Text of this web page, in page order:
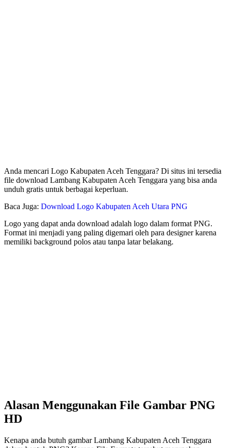
Anda mencari Logo Kabupaten Aceh Tenggara? Di situs ini tersedia
file download Lambang Kabupaten Aceh Tenggara yang bisa anda
unduh gratis untuk berbagai keperluan.
Baca Juga: Download Logo Kabupaten Aceh Utara PNG
Logo yang dapat anda download adalah logo dalam format PNG.
Format ini menjadi yang paling digemari oleh para designer karena
memiliki background polos atau tanpa latar belakang.
Alasan Menggunakan File Gambar PNG
HD
Kenapa anda butuh gambar Lambang Kabupaten Aceh Tenggara